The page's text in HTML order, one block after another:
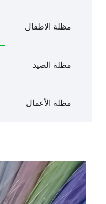
مظلة الاطفال
مظلة الصيد
مظلة الأعمال